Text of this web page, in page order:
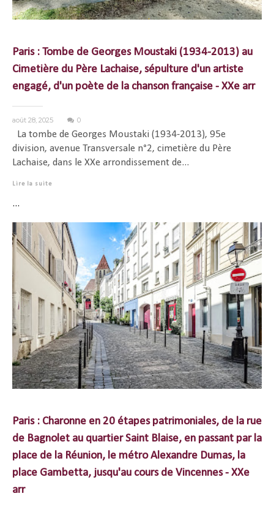
Paris : Tombe de Georges Moustaki (1934-2013) au
Cimetière du Père Lachaise, sépulture d'un artiste
engagé, d'un poète de la chanson française - XXe arr
août 28, 2025 0
La tombe de Georges Moustaki (1934-2013), 95e
division, avenue Transversale n°2, cimetière du Père
Lachaise, dans le XXe arrondissement de...
Lire la suite
...
Paris : Charonne en 20 étapes patrimoniales, de la rue
de Bagnolet au quartier Saint Blaise, en passant par la
place de la Réunion, le métro Alexandre Dumas, la
place Gambetta, jusqu'au cours de Vincennes - XXe
arr